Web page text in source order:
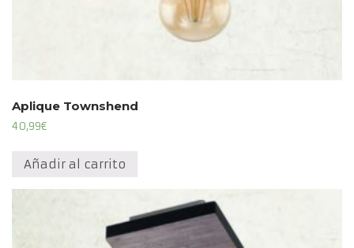
Aplique Townshend
40,99€
Añadir al carrito